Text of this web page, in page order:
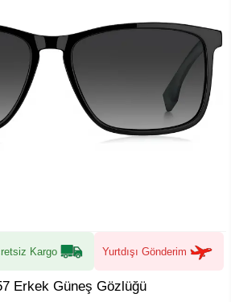
Kargo Yurtdışı Gönderim
Erkek Güneş Gözlüğü